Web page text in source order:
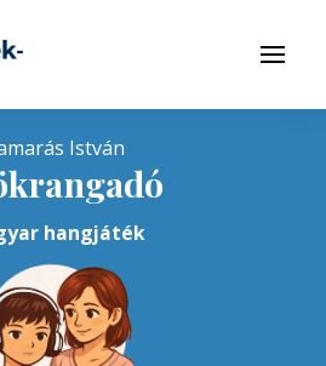
Menü
István
hangjáték